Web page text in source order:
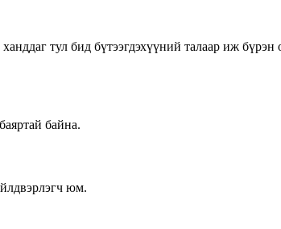
тул бид бүтээгдэхүүний талаар иж бүрэн
байна.
юм.